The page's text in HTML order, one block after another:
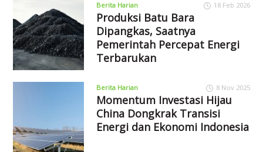
Berita Harian 18 Feb 2026
Produksi Batu Bara
Dipangkas, Saatnya
Pemerintah Percepat Energi
Terbarukan
Berita Harian 8 Nov 2025
Momentum Investasi Hijau
China Dongkrak Transisi
Energi dan Ekonomi Indonesia